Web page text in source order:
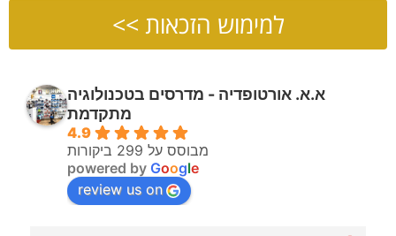
למימוש הזכאות >>
א.א. אורטופדיה - מדרסים בטכנולוגיה
מתקדמת
4.9
מבוסס על 299 ביקורות
powered by Google
review us on